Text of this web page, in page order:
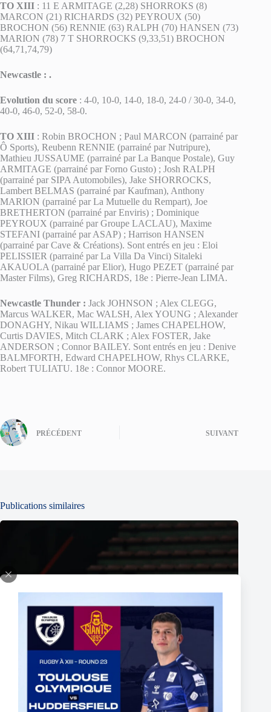
TO XIII : 11 E ARMITAGE (2,28) SHORROKS (8)
MARCON (21) RICHARDS (32) PEYROUX (50)
BROCHON (56) RENNIE (63) RALPH (70) HANSEN (73)
MARION (78) 7 T SHORROCKS (9,33,51) BROCHON
(64,71,74,79)
Newcastle : .
Evolution du score : 4-0, 10-0, 14-0, 18-0, 24-0 / 30-0, 34-0,
40-0, 46-0, 52-0, 58-0.
TO XIII : Robin BROCHON ; Paul MARCON (parrainé par
Ô Sports), Reubenn RENNIE (parrainé par Nutripure),
Mathieu JUSSAUME (parrainé par La Banque Postale), Guy
ARMITAGE (parrainé par Forno Gusto) ; Josh RALPH
(parrainé par SIPA Automobiles), Jake SHORROCKS,
Lambert BELMAS (parrainé par Kaufman), Anthony
MARION (parrainé par La Mutuelle du Rempart), Joe
BRETHERTON (parrainé par Enviris) ; Dominique
PEYROUX (parrainé par Groupe LACLAU), Maxime
STEFANI (parrainé par ASAP) ; Harrison HANSEN
(parrainé par Cave & Créations). Sont entrés en jeu : Eloi
PELISSIER (parrainé par La Villa Da Vinci) Sitaleki
AKAUOLA (parrainé par Elior), Hugo PEZET (parrainé par
Master Films), Greg RICHARDS, 18e : Pierre-Jean LIMA.
Newcastle Thunder : Jack JOHNSON ; Alex CLEGG,
Marcus WALKER, Mac WALSH, Alex YOUNG ; Alexander
DONAGHY, Nikau WILLIAMS ; James CHAPELHOW,
Curtis DAVIES, Mitch CLARK ; Alex FOSTER, Jake
ANDERSON ; Connor BAILEY. Sont entrés en jeu : Denive
BALMFORTH, Edward CHAPELHOW, Rhys CLARKE,
Robert TULIATU. 18e : Connor MOORE.
PRÉCÉDENT SUIVANT
Publications similaires